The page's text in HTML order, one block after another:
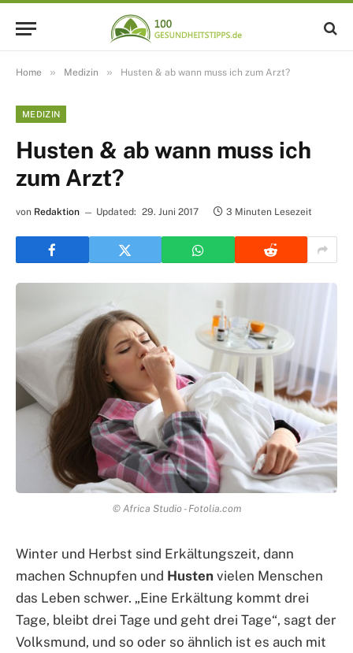
Home » Medizin » Husten & ab wann muss ich zum Arzt?
MEDIZIN
Husten & ab wann muss ich
zum Arzt?
von Redaktion Updated: 29. Juni 2017 3 Minuten Lesezeit
© Africa Studio - Fotolia.com
Winter und Herbst sind Erkältungszeit, dann
machen Schnupfen und Husten vielen Menschen
das Leben schwer. „Eine Erkältung kommt drei
Tage, bleibt drei Tage und geht drei Tage“, sagt der
Volksmund, und so oder so ähnlich ist es auch mit